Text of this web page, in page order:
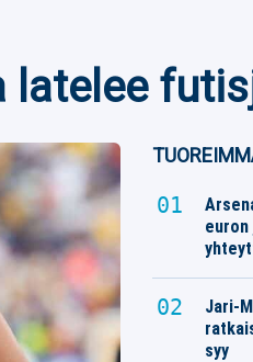
latelee
Jari-
syy